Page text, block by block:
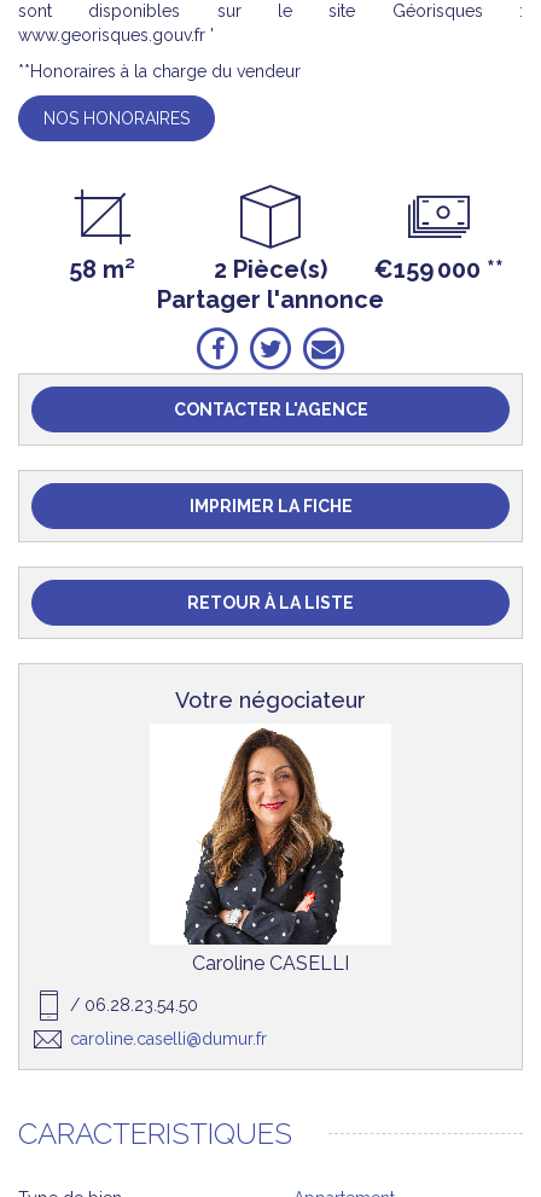
sont disponibles sur le site Géorisques :
www.georisques.gouv.fr '
**Honoraires à la charge du vendeur
NOS HONORAIRES
58 m² 2 Pièce(s) €159 000 **
Partager l'annonce
CONTACTER L'AGENCE
IMPRIMER LA FICHE
RETOUR À LA LISTE
Votre négociateur
Caroline CASELLI
/ 06.28.23.54.50
caroline.caselli@dumur.fr
CARACTERISTIQUES